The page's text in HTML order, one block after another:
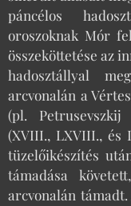
páncélos
oroszoknak Mór
összeköttetése az
hadosztállyal
arcvonalán a
(pl.
(XVIII., LXVIII., és
tüzelőikészítés
támadása
arcvonalán